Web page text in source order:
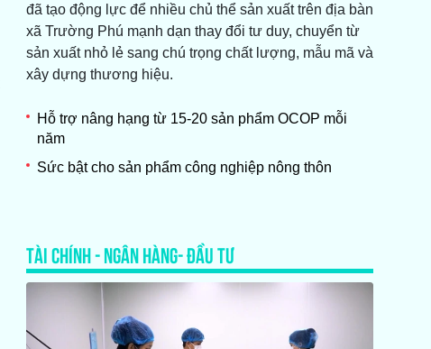
đã tạo động lực để nhiều chủ thể sản xuất trên địa bàn
xã Trường Phú mạnh dạn thay đổi tư duy, chuyển từ
sản xuất nhỏ lẻ sang chú trọng chất lượng, mẫu mã và
xây dựng thương hiệu.
Hỗ trợ nâng hạng từ 15-20 sản phẩm OCOP mỗi
năm
Sức bật cho sản phẩm công nghiệp nông thôn
TÀI CHÍNH - NGÂN HÀNG- ĐẦU TƯ